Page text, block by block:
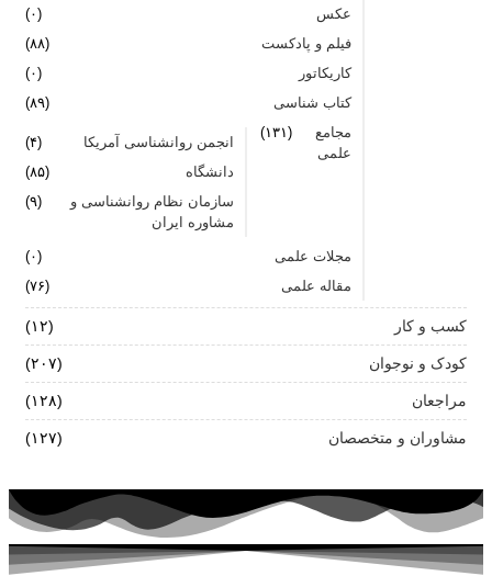
عکس
(۰)
فیلم و پادکست
(۸۸)
کاریکاتور
(۰)
کتاب شناسی
(۸۹)
مجامع
علمی
(۱۳۱)
انجمن روانشناسی آمریکا
(۴)
دانشگاه
(۸۵)
سازمان نظام روانشناسی و
مشاوره ایران
(۹)
مجلات علمی
(۰)
مقاله علمی
(۷۶)
کسب و کار (۱۲)
کودک و نوجوان (۲۰۷)
مراجعان (۱۲۸)
مشاوران و متخصصان (۱۲۷)